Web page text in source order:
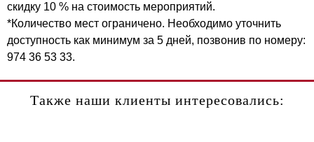
скидку 10 % на стоимость мероприятий.
*Количество мест ограничено. Необходимо уточнить
доступность как минимум за 5 дней, позвонив по номеру:
974 36 53 33.
Также наши клиенты интересовались: